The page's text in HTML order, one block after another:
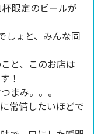
限定のビールが
しょと、みんな同
と、このお店は
！
まみ。。。
常備したいほどで